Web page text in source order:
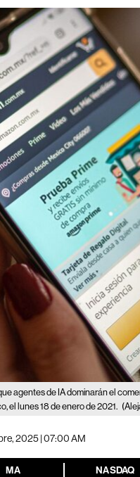
agentes de IA dominarán el
el lunes 18 de enero de 2021.
2025 | 07:00 AM
MA NASDAQ